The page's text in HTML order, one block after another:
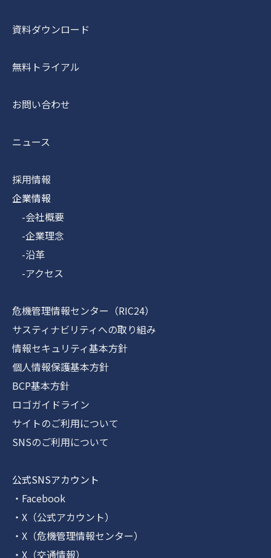
資料ダウンロード
無料トライアル
お問い合わせ
ニュース
採用情報
企業情報
-会社概要
-企業理念
-沿革
-アクセス
危機管理情報センター（RIC24）
サスティナビリティへの取り組み
情報セキュリティ基本方針
個人情報保護基本方針
BCP基本方針
ロゴガイドライン
サイトのご利用について
SNSのご利用について
公式SNSアカウント
・Facebook
・X（公式アカウント）
・X（危機管理情報センター）
・X（交通情報）